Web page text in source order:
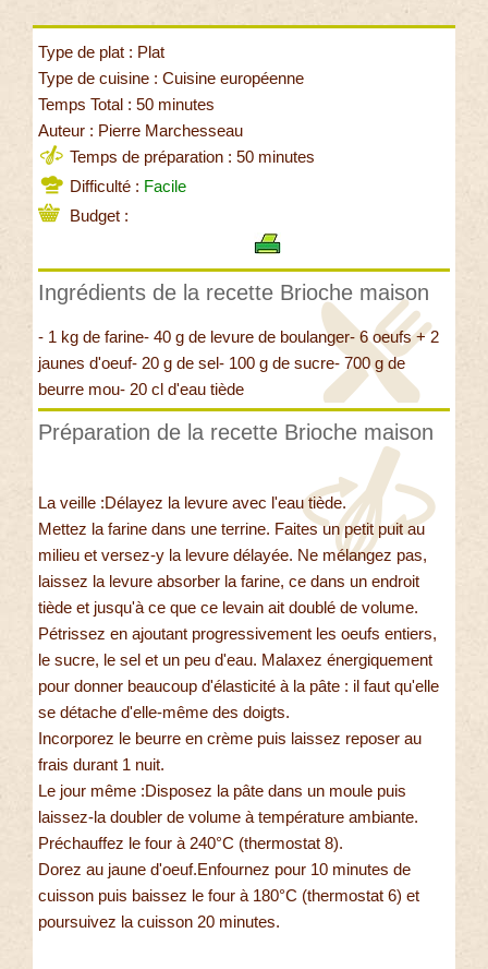
Type de plat : Plat
Type de cuisine : Cuisine européenne
Temps Total : 50 minutes
Auteur : Pierre Marchesseau
Temps de préparation : 50 minutes
Difficulté : Facile
Budget :
Ingrédients de la recette Brioche maison
- 1 kg de farine- 40 g de levure de boulanger- 6 oeufs + 2
jaunes d'oeuf- 20 g de sel- 100 g de sucre- 700 g de
beurre mou- 20 cl d'eau tiède
Préparation de la recette Brioche maison
La veille :Délayez la levure avec l'eau tiède.
Mettez la farine dans une terrine. Faites un petit puit au
milieu et versez-y la levure délayée. Ne mélangez pas,
laissez la levure absorber la farine, ce dans un endroit
tiède et jusqu'à ce que ce levain ait doublé de volume.
Pétrissez en ajoutant progressivement les oeufs entiers,
le sucre, le sel et un peu d'eau. Malaxez énergiquement
pour donner beaucoup d'élasticité à la pâte : il faut qu'elle
se détache d'elle-même des doigts.
Incorporez le beurre en crème puis laissez reposer au
frais durant 1 nuit.
Le jour même :Disposez la pâte dans un moule puis
laissez-la doubler de volume à température ambiante.
Préchauffez le four à 240°C (thermostat 8).
Dorez au jaune d'oeuf.Enfournez pour 10 minutes de
cuisson puis baissez le four à 180°C (thermostat 6) et
poursuivez la cuisson 20 minutes.